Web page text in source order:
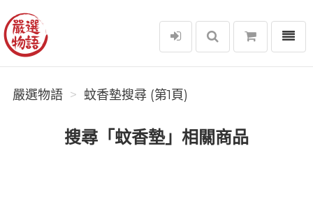
嚴選物語
選單
嚴選物語 蚊香墊搜尋 (第1頁)
搜尋「蚊香墊」相關商品